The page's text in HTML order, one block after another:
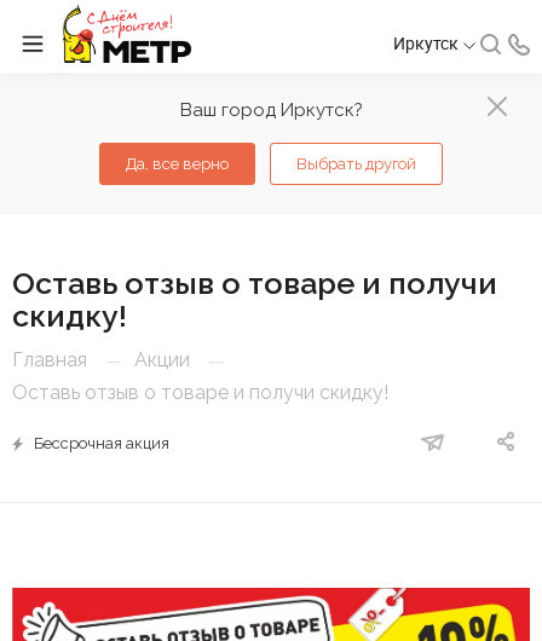
Ваш город Иркутск?
Да, все верно Выбрать другой
Иркутск
Оставь отзыв о товаре и получи
скидку!
Главная — Акции —
Оставь отзыв о товаре и получи скидку!
Бессрочная акция